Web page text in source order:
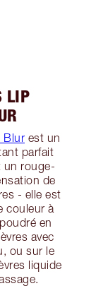
LIP
Blur est un
parfait
un rouge-
de
- elle est
couleur à
en
avec
ou sur le
liquide